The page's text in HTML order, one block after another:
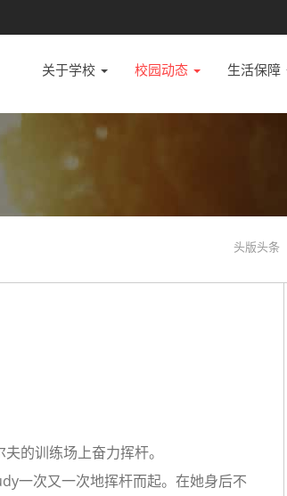
关于学校 校园动态 生活保障
头版头条
的训练场上奋力挥杆。
一次又一次地挥杆而起。在她身后不